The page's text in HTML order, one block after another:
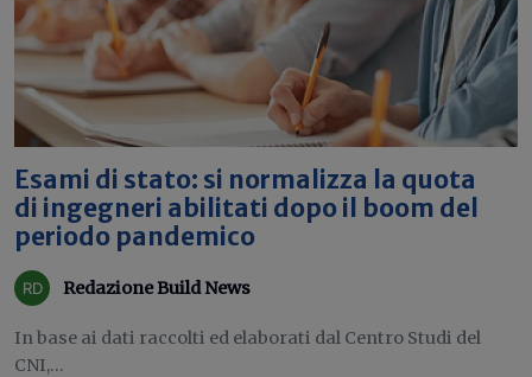
Esami di stato: si normalizza la quota
di ingegneri abilitati dopo il boom del
periodo pandemico
Redazione Build News
In base ai dati raccolti ed elaborati dal Centro Studi del
CNI,...